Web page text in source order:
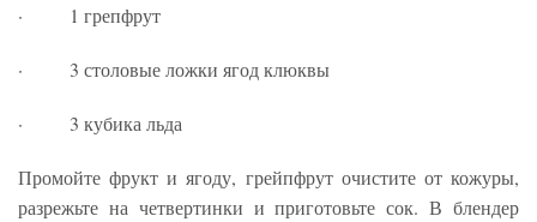
· 1 грепфрут
· 3 столовые ложки ягод клюквы
· 3 кубика льда
Промойте фрукт и ягоду, грейпфрут очистите от кожуры,
разрежьте на четвертинки и приготовьте сок. В блендер